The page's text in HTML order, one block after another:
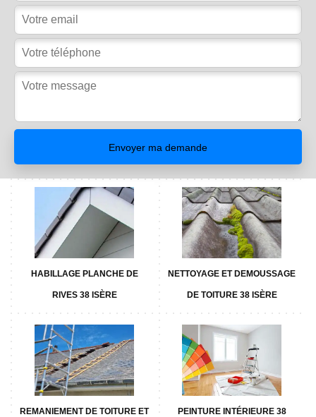
HABILLAGE PLANCHE DE
RIVES 38 ISÈRE
NETTOYAGE ET DEMOUSSAGE
DE TOITURE 38 ISÈRE
REMANIEMENT DE TOITURE ET PEINTURE INTÉRIEURE 38